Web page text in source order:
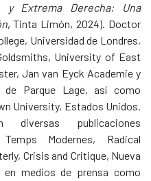
y Extrema Derecha: Una
, Tinta Limón, 2024). Doctor
Universidad de Londres,
University of East
Jan van Eyck Academie y
Parque Lage, así como
University, Estados Unidos.
publicaciones
Modernes, Radical
Crisis and Critique, Nueva
medios de prensa como